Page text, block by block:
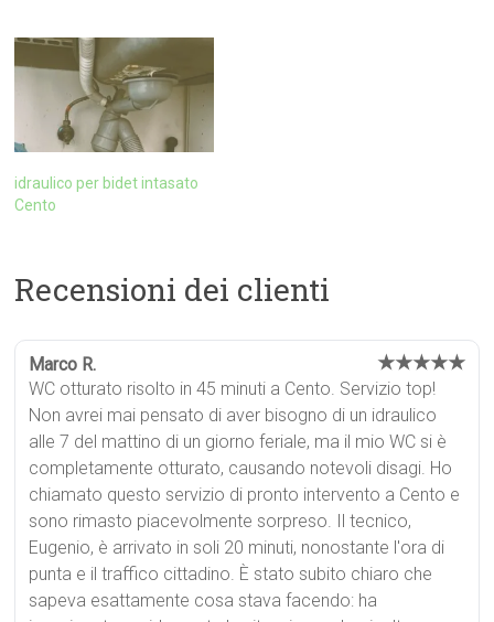
idraulico per bidet intasato
Cento
Recensioni dei clienti
Marco R. ★★★★★
WC otturato risolto in 45 minuti a Cento. Servizio top!
Non avrei mai pensato di aver bisogno di un idraulico
alle 7 del mattino di un giorno feriale, ma il mio WC si è
completamente otturato, causando notevoli disagi. Ho
chiamato questo servizio di pronto intervento a Cento e
sono rimasto piacevolmente sorpreso. Il tecnico,
Eugenio, è arrivato in soli 20 minuti, nonostante l'ora di
punta e il traffico cittadino. È stato subito chiaro che
sapeva esattamente cosa stava facendo: ha